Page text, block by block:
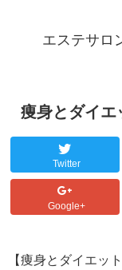
エステサロ
痩身とダイエ
Twitter
Google+
【痩身とダイエッ